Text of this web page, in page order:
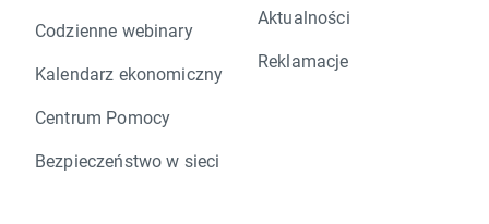
Codzienne webinary
Kalendarz ekonomiczny
Centrum Pomocy
Bezpieczeństwo w sieci
Aktualności
Reklamacje